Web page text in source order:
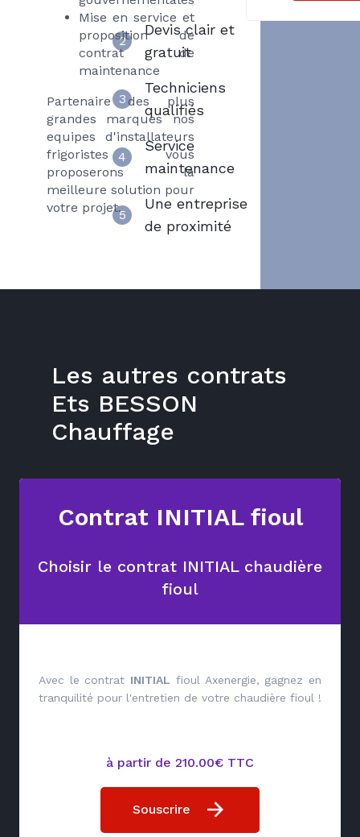
Mise en service et
proposition de
contrat de
maintenance
Partenaire des plus
grandes marques nos
equipes d'installateurs
frigoristes vous
proposerons la
meilleure solution pour
votre projet.
2
Devis clair et
gratuit
3
Techniciens
qualifiés
4
Service
maintenance
5
Une entreprise
de proximité
Les autres contrats
Ets BESSON
Chauffage
Contrat INITIAL fioul
Choisir le contrat INITIAL chaudière
fioul
Avec le contrat INITIAL fioul Axenergie, gagnez en
tranquilité pour l'entretien de votre chaudière fioul !
à partir de 210.00€ TTC
Souscrire